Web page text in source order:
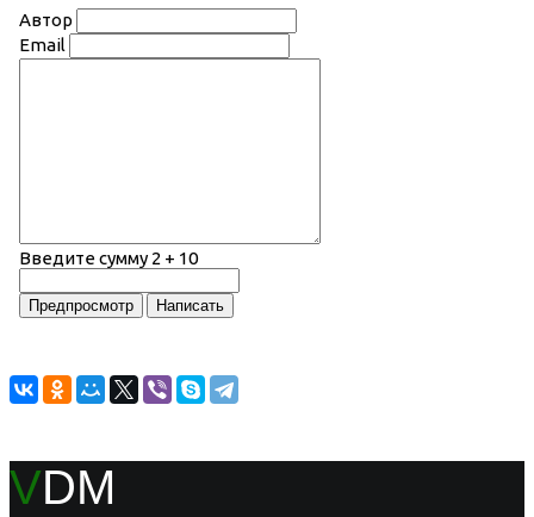
Автор
Email
Введите сумму 2 + 10
VDM